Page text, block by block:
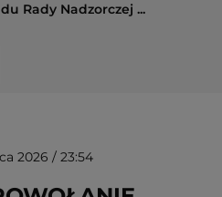
Rady Nadzorczej ...
2026 / 23:54